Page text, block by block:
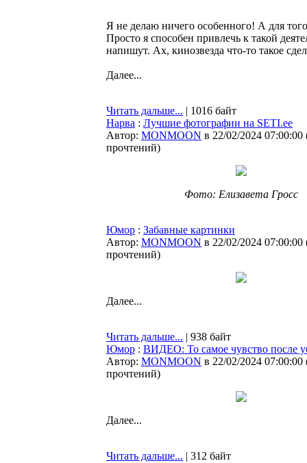
Я не делаю ничего особенного! А для
Просто я способен привлечь к такой
напишут. Ах, кинозвезда что-то такое
Далее...
Читать дальше... | 1016 байт
Нарва : Лучшие фотографии на SETI.ee
Автор: MONMOON в 22/02/2024 07:00:00
прочтений)
Фото: Елизавета Гросс
Юмор : Забавные картинки
Автор: MONMOON в 22/02/2024 07:00:00
прочтений)
Далее...
Читать дальше... | 938 байт
Юмор : ВИДЕО: То самое чувство после
Автор: MONMOON в 22/02/2024 07:00:00
прочтений)
Далее...
Читать дальше... | 312 байт